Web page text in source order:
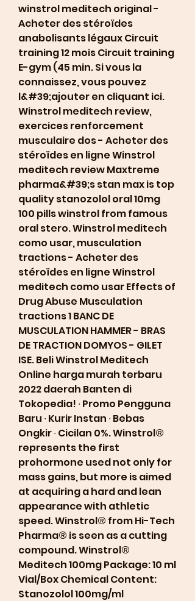
winstrol meditech original -
Acheter des stéroïdes
anabolisants légaux Circuit
training 12 mois Circuit training
E-gym (45 min. Si vous la
connaissez, vous pouvez
l&#39;ajouter en cliquant ici.
Winstrol meditech review,
exercices renforcement
musculaire dos - Acheter des
stéroïdes en ligne Winstrol
meditech review Maxtreme
pharma&#39;s stan max is top
quality stanozolol oral 10mg
100 pills winstrol from famous
oral stero. Winstrol meditech
como usar, musculation
tractions - Acheter des
stéroïdes en ligne Winstrol
meditech como usar Effects of
Drug Abuse Musculation
tractions 1 BANC DE
MUSCULATION HAMMER - BRAS
DE TRACTION DOMYOS - GILET
ISE. Beli Winstrol Meditech
Online harga murah terbaru
2022 daerah Banten di
Tokopedia! ∙ Promo Pengguna
Baru ∙ Kurir Instan ∙ Bebas
Ongkir ∙ Cicilan 0%. Winstrol®
represents the first
prohormone used not only for
mass gains, but more is aimed
at acquiring a hard and lean
appearance with athletic
speed. Winstrol® from Hi-Tech
Pharma® is seen as a cutting
compound. Winstrol®
Meditech 100mg Package: 10 ml
Vial/Box Chemical Content:
Stanozolol 100mg/ml